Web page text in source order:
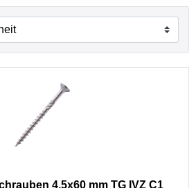
4,5x60 mm TG IVZ C1